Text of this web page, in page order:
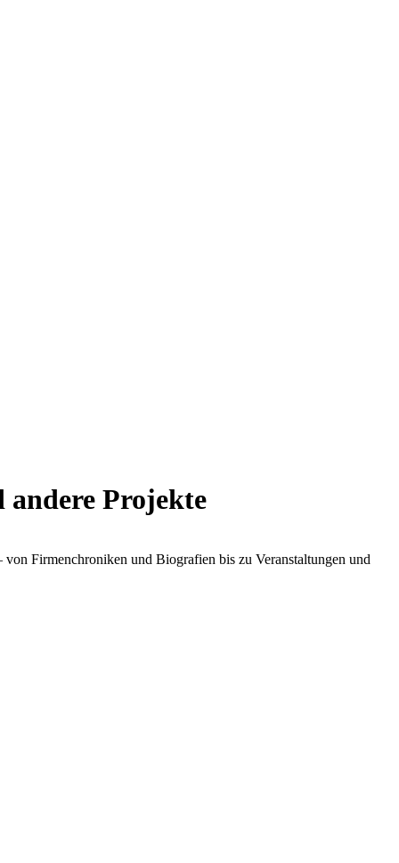
Projekte
Firmenchroniken und Biografien bis zu Veranstaltungen und